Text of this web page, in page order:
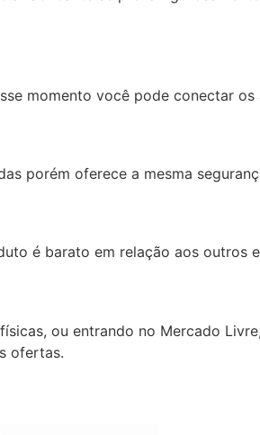
momento você pode conectar os
porém oferece a mesma
é barato em relação aos outros
ou entrando no Mercado
ofertas.